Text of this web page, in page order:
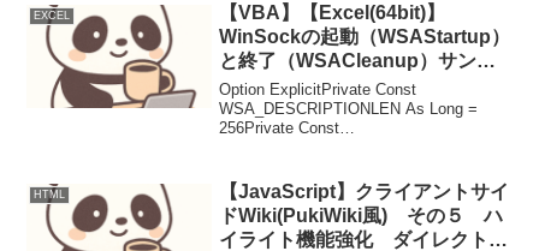
EXCEL
【VBA】【Excel(64bit)】
WinSockの起動（WSAStartup）
と終了（WSACleanup）サンプ
ル
Option ExplicitPrivate Const
WSA_DESCRIPTIONLEN As Long =
256Private Const
HTML
【JavaScript】クライアントサイ
ドWiki(PukiWiki風) その５ ハ
イライト機能強化 ダイレクト